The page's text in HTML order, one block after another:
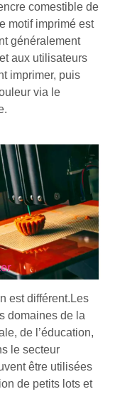
comestible de
motif imprimé est
généralement
aux utilisateurs
imprimer, puis
via le
est différent.Les
domaines de la
de l’éducation,
le secteur
être utilisées
de petits lots et